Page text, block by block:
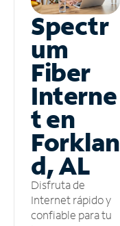
Spectr
um
Fiber
Interne
t en
Forklan
d, AL
Disfruta de
Internet rápido y
confiable para tu